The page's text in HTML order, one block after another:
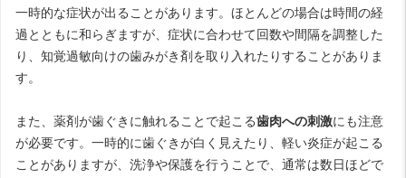
一時的な症状が出ることがあります。ほとんどの場合は時間の経
過とともに和らぎますが、症状に合わせて回数や間隔を調整した
り、知覚過敏向けの歯みがき剤を取り入れたりすることがありま
す。
また、薬剤が歯ぐきに触れることで起こる歯肉への刺激にも注意
が必要です。一時的に歯ぐきが白く見えたり、軽い炎症が起こる
ことがありますが、洗浄や保護を行うことで、通常は数日ほどで